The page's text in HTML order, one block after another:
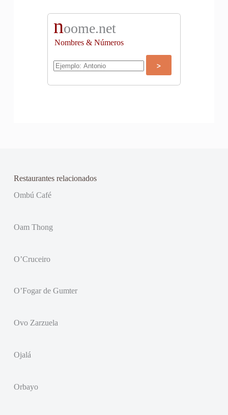
noome.net
Nombres & Números
Restaurantes relacionados
Ombú Café
Oam Thong
O’Cruceiro
O’Fogar de Gumter
Ovo Zarzuela
Ojalá
Orbayo